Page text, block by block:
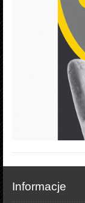
Informacje